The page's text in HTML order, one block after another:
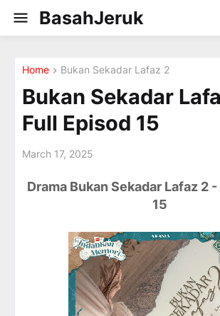
BasahJeruk
Home Bukan Sekadar Lafaz 2
Bukan Sekadar
Full Episod 15
March 17, 2025
Drama Bukan Sekadar Lafaz 2
15